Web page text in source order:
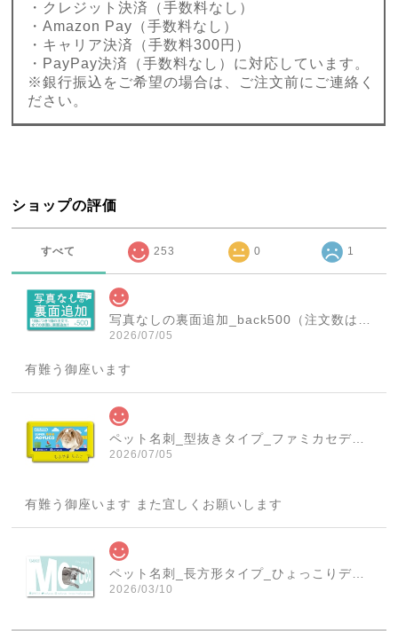
・クレジット決済（手数料なし）
・Amazon Pay（手数料なし）
・キャリア決済（手数料300円）
・PayPay決済（手数料なし）に対応しています。
※銀行振込をご希望の場合は、ご注文前にご連絡く
ださい。
ショップの評価
すべて 253 0 1
2026/07/05
有難う御座います
2026/07/05
有難う御座います また宜しくお願いします
2026/03/10